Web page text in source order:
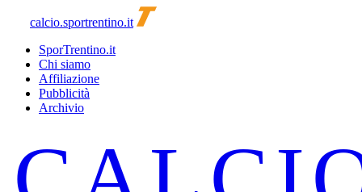
calcio.sportrentino.it
SporTrentino.it
Chi siamo
Affiliazione
Pubblicità
Archivio